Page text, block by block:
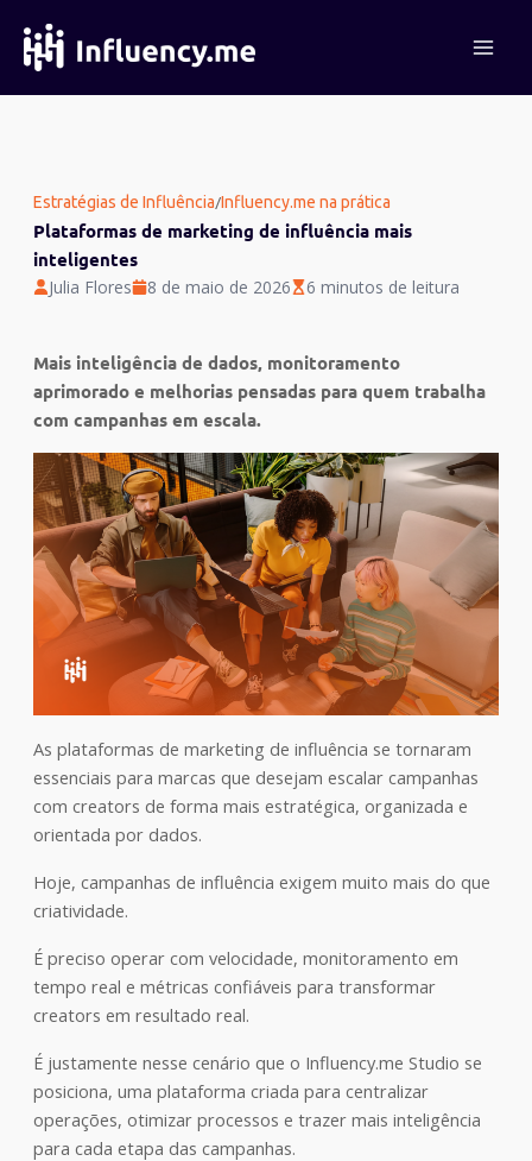
para
conteúdo
Estratégias de Influência/Influency.me na prática
Plataformas de marketing de influência mais
inteligentes
Julia Flores 8 de maio de 2026 6 minutos de leitura
Mais inteligência de dados, monitoramento
aprimorado e melhorias pensadas para quem trabalha
com campanhas em escala.
As plataformas de marketing de influência se tornaram
essenciais para marcas que desejam escalar campanhas
com creators de forma mais estratégica, organizada e
orientada por dados.
Hoje, campanhas de influência exigem muito mais do que
criatividade.
É preciso operar com velocidade, monitoramento em
tempo real e métricas confiáveis para transformar
creators em resultado real.
É justamente nesse cenário que o Influency.me Studio se
posiciona, uma plataforma criada para centralizar
operações, otimizar processos e trazer mais inteligência
para cada etapa das campanhas.